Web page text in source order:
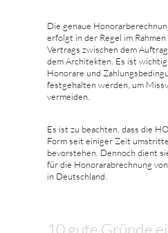
Die genaue
erfolgt in der Regel im
Vertrags zwischen dem
dem Architekten. Es ist
Honorare und
festgehalten werden, um
vermeiden.
Es ist zu beachten, dass die
Form seit einiger Zeit
bevorstehen. Dennoch dient
für die Honorarabrechnung
in Deutschland.